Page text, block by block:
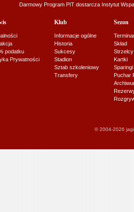
Darmowy Program PIT dostarcza Instytut
podatku
Prywatności
Klub
Informacje ogólne
Historia
Sukcesy
Stadion
Sztab szkoleniowy
Transfery
Sezon
Skład
Strzelcy
Kartki
Sparingi
Puchar
© 2004-2026